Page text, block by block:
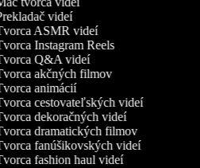
videí
ASMR videí
Instagram Reels
Q&A videí
akčných filmov
animácií
cestovateľských videí
dekoračných videí
dramatických filmov
fanúšikovských videí
fashion haul videí